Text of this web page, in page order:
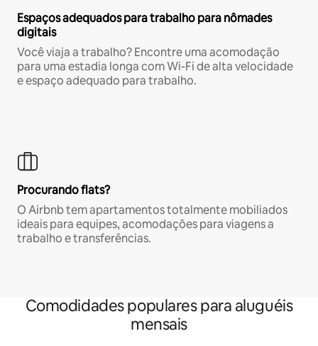
Espaços adequados para trabalho para nômades
digitais
Você viaja a trabalho? Encontre uma acomodação
para uma estadia longa com Wi-Fi de alta velocidade
e espaço adequado para trabalho.
Procurando flats?
O Airbnb tem apartamentos totalmente mobiliados
ideais para equipes, acomodações para viagens a
trabalho e transferências.
Comodidades populares para aluguéis
mensais